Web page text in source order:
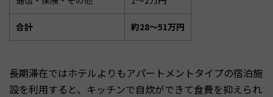
合計 約28〜51万円
長期滞在ではホテルよりもアパートメントタイプの宿泊施
設を利用すると、キッチンで自炊ができて食費を抑えられ